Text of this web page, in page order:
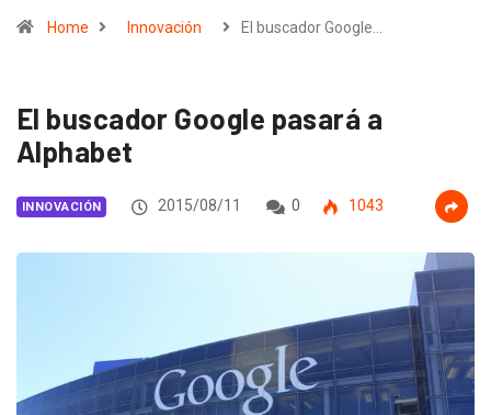
Home Innovación El buscador Google…
El buscador Google pasará a
Alphabet
INNOVACIÓN 2015/08/11 0 1043